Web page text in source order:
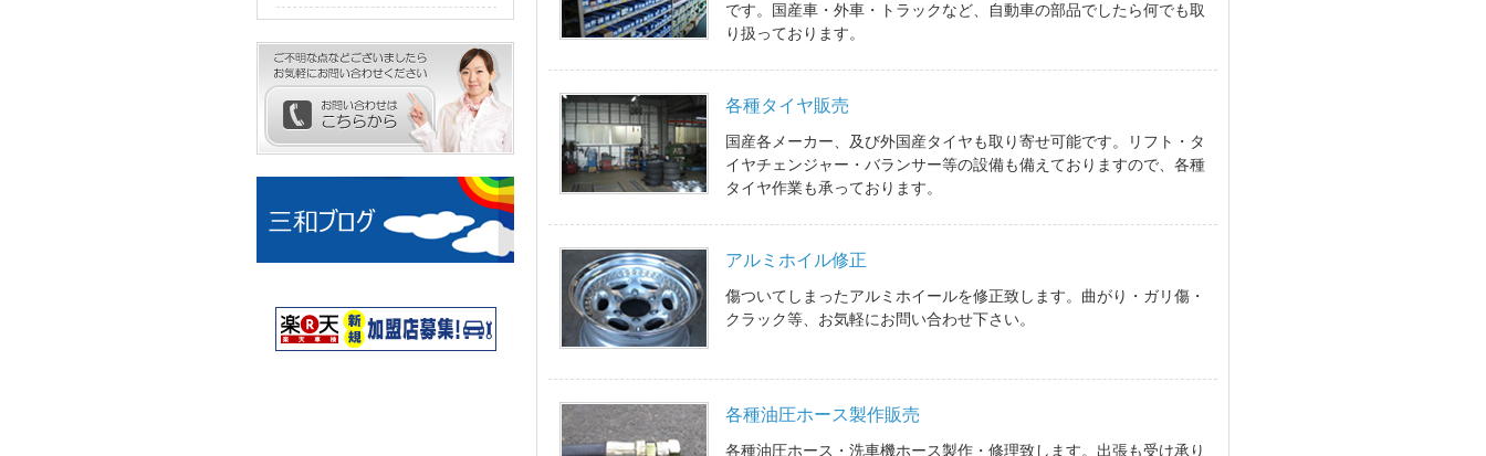
です。 国産車・外車・トラックなど、自動車の部品でしたら何でも取
り扱っております。
各種タイヤ販売
国産各メーカー、及び外国産タイヤも取り寄せ可能です。 リフト・タ
イヤチェンジャー・バランサー等の設備も備えておりますので、各種
タイヤ作業も承っております。
アルミホイル修正
傷ついてしまったアルミホイールを修正致します。 曲がり・ガリ傷・
クラック等、お気軽にお問い合わせ下さい。
各種油圧ホース製作販売
各種油圧ホース・洗車機ホース製作・修理致します。出張も受け承り